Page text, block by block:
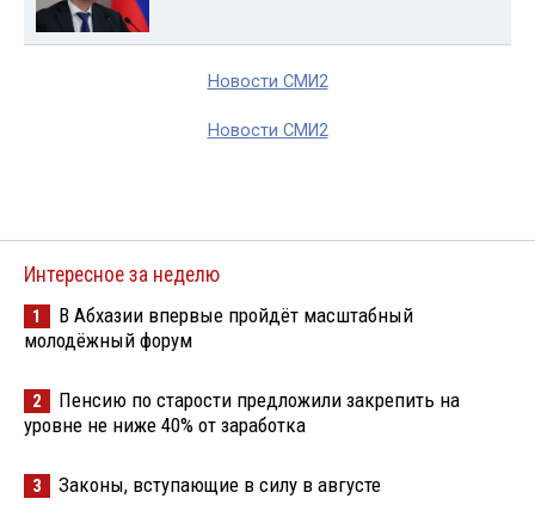
Новости СМИ2
Новости СМИ2
Интересное за неделю
1
В Абхазии впервые пройдёт масштабный
молодёжный форум
2
Пенсию по старости предложили закрепить на
уровне не ниже 40% от заработка
3 Законы, вступающие в силу в августе